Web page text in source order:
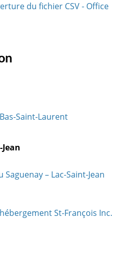
du fichier CSV - Office
Saint-Laurent
Saguenay – Lac-Saint-Jean
St-François Inc.